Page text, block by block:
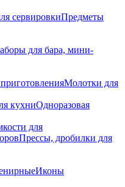
сервировкиПредметы
для бара, мини-
Молотки для
кухниОдноразовая
для
Прессы, дробилки для
Иконы